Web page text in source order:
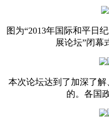
图为“2013年国际和平日
展论坛”闭幕
本次论坛达到了加深了
的。各国